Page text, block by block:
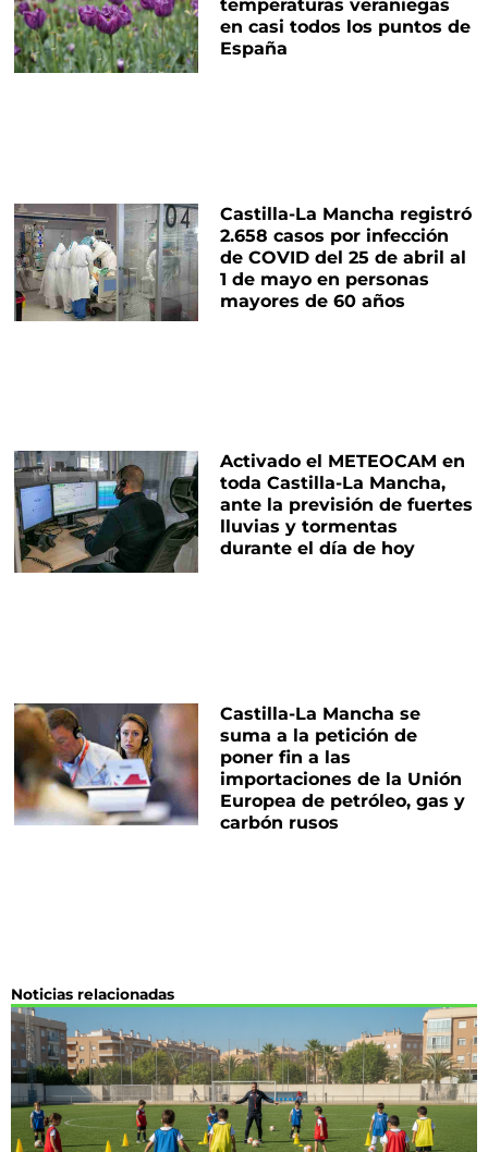
temperaturas veraniegas
en casi todos los puntos de
España
Castilla-La Mancha registró
2.658 casos por infección
de COVID del 25 de abril al
1 de mayo en personas
mayores de 60 años
Activado el METEOCAM en
toda Castilla-La Mancha,
ante la previsión de fuertes
lluvias y tormentas
durante el día de hoy
Castilla-La Mancha se
suma a la petición de
poner fin a las
importaciones de la Unión
Europea de petróleo, gas y
carbón rusos
Noticias relacionadas